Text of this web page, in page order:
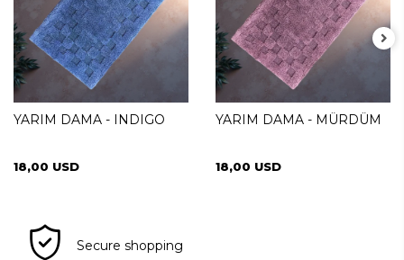
YARIM DAMA - INDIGO
18,00 USD
YARIM DAMA - MÜRDÜM
18,00 USD
Secure shopping